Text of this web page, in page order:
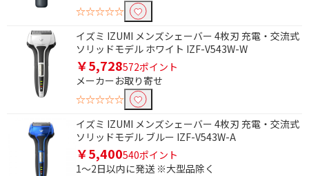
☆☆☆☆☆
イズミ IZUMI メンズシェーバー 4枚刃 充電・交流式
ソリッドモデル ホワイト IZF-V543W-W
￥5,728572ポイント
メーカーお取り寄せ
☆☆☆☆☆
イズミ IZUMI メンズシェーバー 4枚刃 充電・交流式
ソリッドモデル ブルー IZF-V543W-A
￥5,400540ポイント
1～2日以内に発送 ※大型品除く